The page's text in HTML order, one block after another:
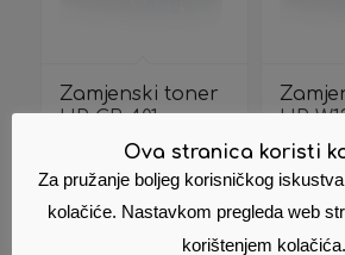
Zamjenski toner
HP CB 401 cyan
Cijena s PDV
om
Pokaži
HP
139A
32,00€
Ova stranica koristi
Za pružanje boljeg korisničkog
kolačiće. Nastavkom pregleda web
korištenjem